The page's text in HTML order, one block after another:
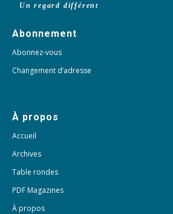
Un regard différent
Abonnement
Abonnez-vous
Changement d’adresse
À propos
Accueil
Archives
Table rondes
PDF Magazines
À propos